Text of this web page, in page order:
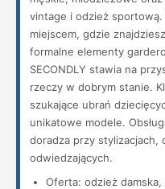
vintage i odzież
miejscem, gdzie
formalne elementy
SECONDLY stawia na
rzeczy w dobrym stanie.
szukające ubrań
unikatowe modele.
doradza przy stylizacjach,
odwiedzających.
Oferta: odzież